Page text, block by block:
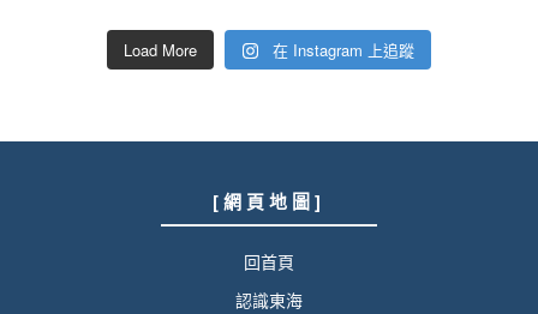
Load More 在 Instagram 上追蹤
[ 網 頁 地 圖 ]
回首頁
認識東海